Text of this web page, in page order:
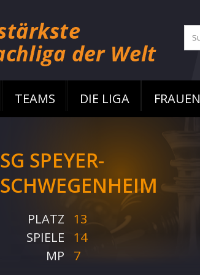
TEAMS DIE LIGA FRAUEN
SG SPEYER-
SCHWEGENHEIM
PLATZ
13
SPIELE
14
MP
7